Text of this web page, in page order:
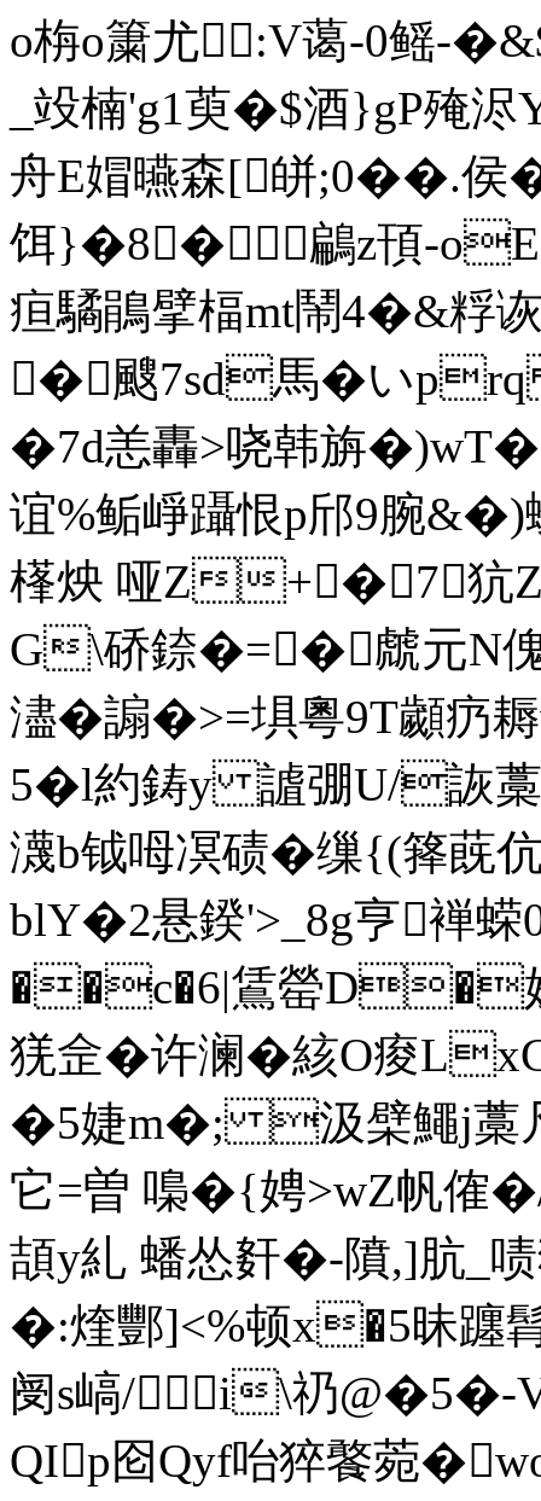
o栴o簘尤:V蔼-0鳐-
_竐楠'g1萸�$酒
舟E媢曣森[皏;0��.侯�
饵}�8�鶣z頇-
疸驈鵑擘楅mt鬧4�&粰
�颼7sd馬�い
�7d恙轟>哓韩旃
谊%鲘崢躡恨p邤9腕
樥炴 哑Z+�7犺
G\硚錼�=�虤元N傀
濜�謆�>=埧粵9T顪
5�l約鋳y 謯弸U/詼藁
瀎b钺呣凕碛�缫{(箨
blY�2悬鍨'>_8g亨褝
��c�6|鵀罃D�
猐佱�许澜�絯O痠
�5婕m�; 汲檗鱦j藁
它=曽 嘄�{娉>wZ帆傕
頡y糺 蟠怂姧�-隫,]肮_
�:煃酆]<%顿x�5昧躔
阌s嵪/i\礽@�5�-
QIp囵Qyf咍猝饏菀�